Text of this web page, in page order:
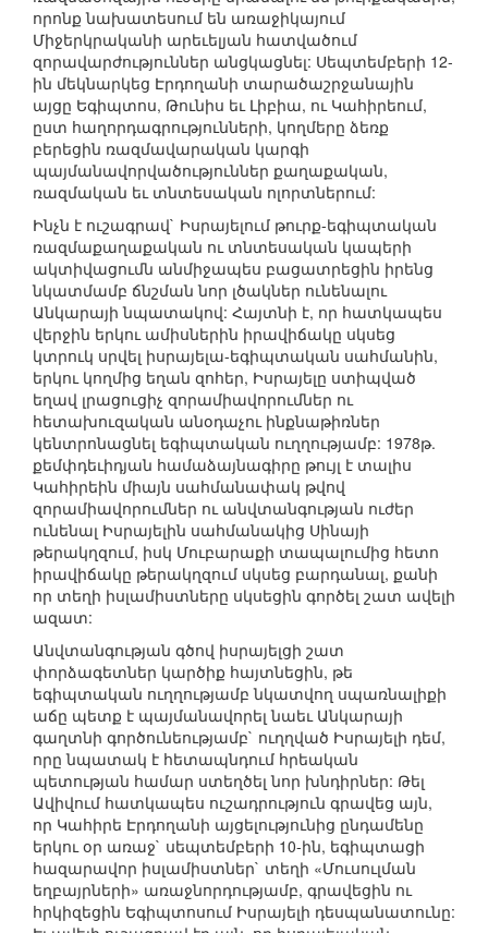
որոնք նախատեսում են առաջիկայում
Միջերկրականի արեւելյան հատվածում
զորավարժություններ անցկացնել: Սեպտեմբերի 12-
ին մեկնարկեց Էրդողանի տարածաշրջանային
այցը Եգիպտոս, Թունիս եւ Լիբիա, ու Կահիրեում,
ըստ հաղորդագրությունների, կողմերը ձեռք
բերեցին ռազմավարական կարգի
պայմանավորվածություններ քաղաքական,
ռազմական եւ տնտեսական ոլորտներում:
Ինչն է ուշագրավ` Իսրայելում թուրք-եգիպտական
ռազմաքաղաքական ու տնտեսական կապերի
ակտիվացումն անմիջապես բացատրեցին իրենց
նկատմամբ ճնշման նոր լծակներ ունենալու
Անկարայի նպատակով: Հայտնի է, որ հատկապես
վերջին երկու ամիսներին իրավիճակը սկսեց
կտրուկ սրվել իսրայելա-եգիպտական սահմանին,
երկու կողմից եղան զոհեր, Իսրայելը ստիպված
եղավ լրացուցիչ զորամիավորումներ ու
հետախուզական անօդաչու ինքնաթիռներ
կենտրոնացնել եգիպտական ուղղությամբ: 1978թ.
քեմփդեւիդյան համաձայնագիրը թույլ է տալիս
Կահիրեին միայն սահմանափակ թվով
զորամիավորումներ ու անվտանգության ուժեր
ունենալ Իսրայելին սահմանակից Սինայի
թերակղզում, իսկ Մուբարաքի տապալումից հետո
իրավիճակը թերակղզում սկսեց բարդանալ, քանի
որ տեղի իսլամիստները սկսեցին գործել շատ ավելի
ազատ:
Անվտանգության գծով իսրայելցի շատ
փորձագետներ կարծիք հայտնեցին, թե
եգիպտական ուղղությամբ նկատվող սպառնալիքի
աճը պետք է պայմանավորել նաեւ Անկարայի
գաղտնի գործունեությամբ` ուղղված Իսրայելի դեմ,
որը նպատակ է հետապնդում հրեական
պետության համար ստեղծել նոր խնդիրներ: Թել
Ավիվում հատկապես ուշադրություն գրավեց այն,
որ Կահիրե Էրդողանի այցելությունից ընդամենը
երկու օր առաջ` սեպտեմբերի 10-ին, եգիպտացի
հազարավոր իսլամիստներ` տեղի «Մուսուլման
եղբայրների» առաջնորդությամբ, գրավեցին ու
հրկիզեցին Եգիպտոսում Իսրայելի դեսպանատունը: